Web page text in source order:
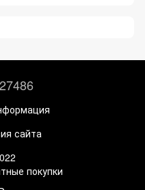
сайта
покупки